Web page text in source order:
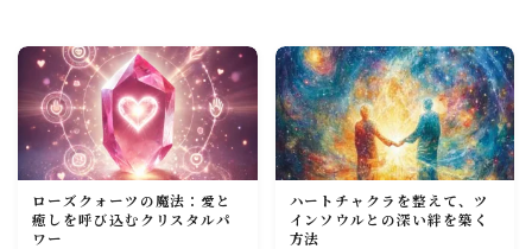
love magic
Rituals
self love
ローズクォーツの魔法：愛と
癒しを呼び込むクリスタルパ
ワー
ハートチャクラを整えて、ツ
インソウルとの深い絆を築く
方法